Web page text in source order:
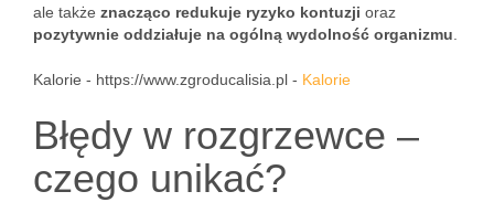
ale także znacząco redukuje ryzyko kontuzji oraz
pozytywnie oddziałuje na ogólną wydolność organizmu
Kalorie - https://www.zgroducalisia.pl - Kalorie
Błędy w rozgrzewce –
czego unikać?